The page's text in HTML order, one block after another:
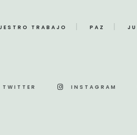
TRABAJO PAZ
TWITTER INSTAGRAM